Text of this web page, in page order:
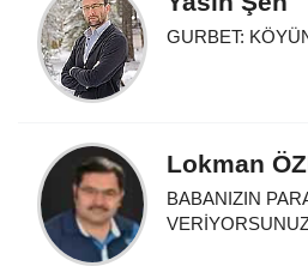
GURBET:
Lokman
BABANIZIN